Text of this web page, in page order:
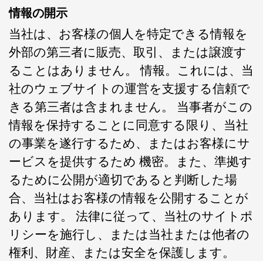
情報の開示
当社は、お客様の個人を特定できる情報を
外部の第三者に販売、取引、または譲渡す
ることはありません。 情報。これには、当
社のウェブサイトの運営を支援する信頼で
きる第三者は含まれません。 当事者がこの
情報を保持することに同意する限り、当社
の事業を遂行するため、またはお客様にサ
ービスを提供するため 機密。また、準拠す
るために公開が適切であると判断した場
合、当社はお客様の情報を公開することが
あります。 法律に従って、当社のサイトポ
リシーを施行し、または当社または他者の
権利、財産、または安全を保護します。